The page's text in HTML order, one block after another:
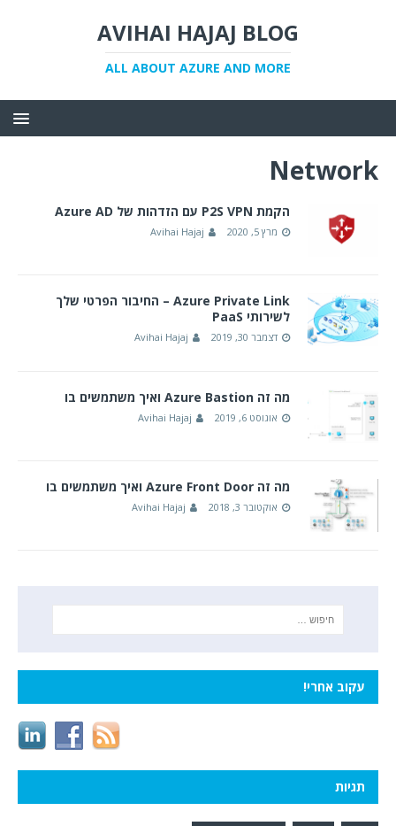
AVIHAI HAJAJ BLOG
ALL ABOUT AZURE AND MORE
Network
הקמת P2S VPN עם הזדהות של Azure AD
מרץ 5, 2020 Avihai Hajaj
Azure Private Link – החיבור הפרטי שלך
לשירותי PaaS
דצמבר 30, 2019 Avihai Hajaj
מה זה Azure Bastion ואיך משתמשים בו
אוגוסט 6, 2019 Avihai Hajaj
מה זה Azure Front Door ואיך משתמשים בו
אוקטובר 3, 2018 Avihai Hajaj
עקוב אחרי!
תגיות